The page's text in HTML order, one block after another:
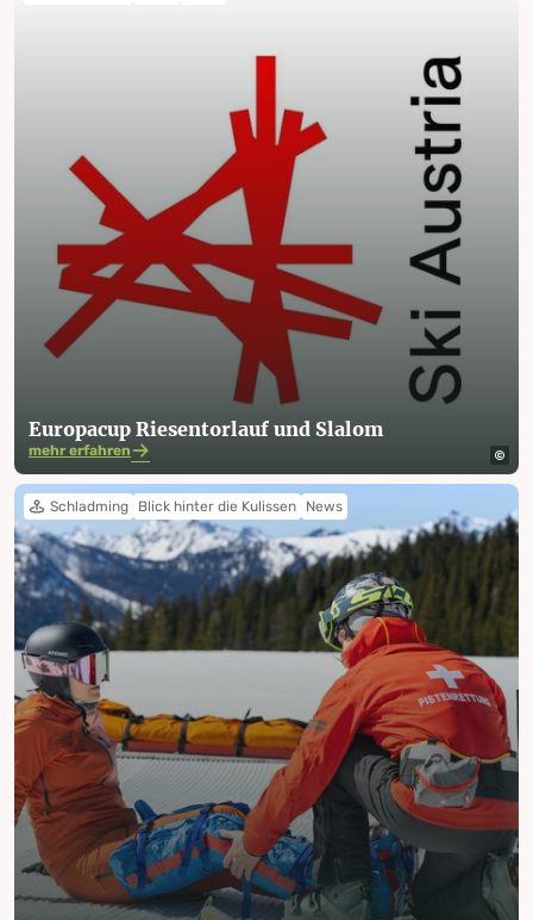
Europacup Riesentorlauf und Slalom
mehr erfahren
Schladming Blick hinter die Kulissen News